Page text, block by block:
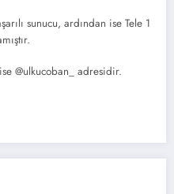
sunucu, ardından ise Tele 1
@ulkucoban_ adresidir.